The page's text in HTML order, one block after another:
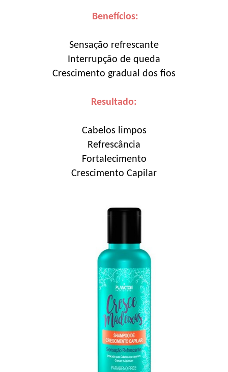
Benefícios:
Sensação refrescante
Interrupção de queda
Crescimento gradual dos fios
Resultado:
Cabelos limpos
Refrescância
Fortalecimento
Crescimento Capilar